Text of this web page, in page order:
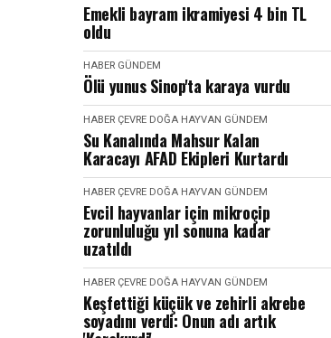
Emekli bayram ikramiyesi 4 bin TL
oldu
HABER GÜNDEM
Ölü yunus Sinop'ta karaya vurdu
HABER ÇEVRE DOĞA HAYVAN GÜNDEM
Su Kanalında Mahsur Kalan
Karacayı AFAD Ekipleri Kurtardı
HABER ÇEVRE DOĞA HAYVAN GÜNDEM
Evcil hayvanlar için mikroçip
zorunluluğu yıl sonuna kadar
uzatıldı
HABER ÇEVRE DOĞA HAYVAN GÜNDEM
Keşfettiği küçük ve zehirli akrebe
soyadını verdi: Onun adı artık